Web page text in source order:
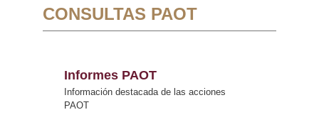
CONSULTAS PAOT
Informes PAOT
Información destacada de las acciones
PAOT